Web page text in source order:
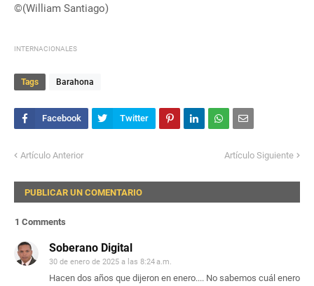
©(William Santiago)
INTERNACIONALES
Tags Barahona
Artículo Anterior Artículo Siguiente
PUBLICAR UN COMENTARIO
1 Comments
Soberano Digital
30 de enero de 2025 a las 8:24 a.m.
Hacen dos años que dijeron en enero.... No sabemos cuál enero